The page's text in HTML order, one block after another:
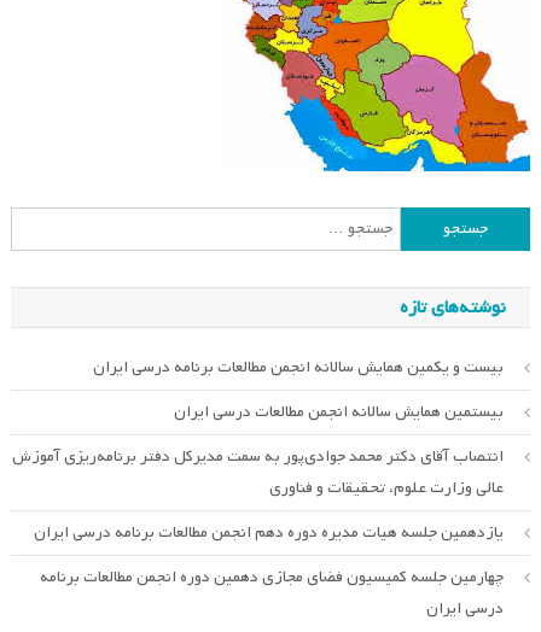
جستجو
برای:
نوشته‌های تازه
بیست و یکمین همایش سالانه انجمن مطالعات برنامه درسی ایران
بیستمین همایش سالانه انجمن مطالعات درسی ایران
انتصاب آقای دکتر محمد جوادی‌پور به سمت مدیرکل دفتر برنامه‌ریزی آموزش
عالی وزارت علوم، تحقیقات و فناوری
یازدهمین جلسه هیات مدیره دوره دهم انجمن مطالعات برنامه درسی ایران
چهارمین جلسه کمیسیون فضای مجازی دهمین دوره انجمن مطالعات برنامه
درسی ایران